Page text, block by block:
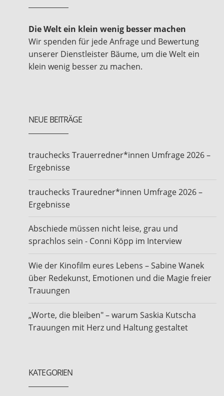
Die Welt ein klein wenig besser machen
Wir spenden für jede Anfrage und Bewertung
unserer Dienstleister Bäume, um die Welt ein
klein wenig besser zu machen.
NEUE BEITRÄGE
trauchecks Trauerredner*innen Umfrage 2026 –
Ergebnisse
trauchecks Trauredner*innen Umfrage 2026 –
Ergebnisse
Abschiede müssen nicht leise, grau und
sprachlos sein - Conni Köpp im Interview
Wie der Kinofilm eures Lebens – Sabine Wanek
über Redekunst, Emotionen und die Magie freier
Trauungen
„Worte, die bleiben" – warum Saskia Kutscha
Trauungen mit Herz und Haltung gestaltet
KATEGORIEN